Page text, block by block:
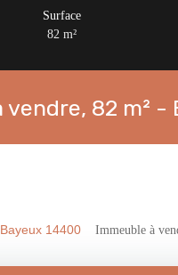
Surface
82 m²
vendre, 82 m² -
Bayeux 14400 Immeuble à